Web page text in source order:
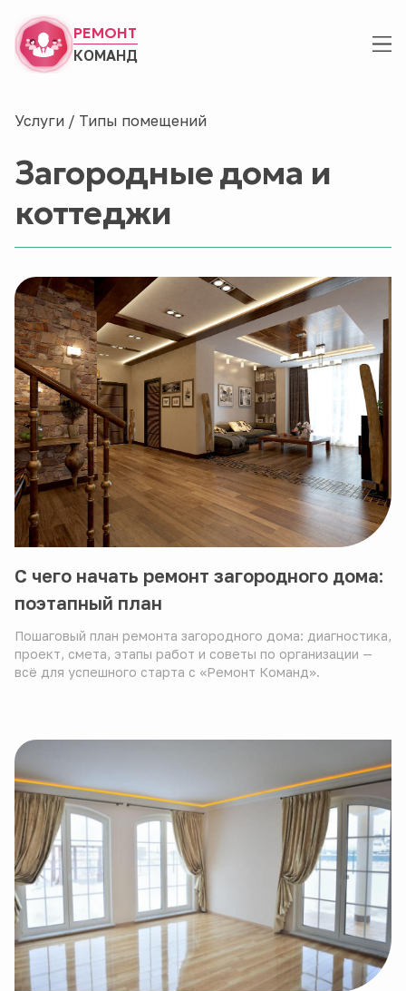
РЕМОНТ
КОМАНД
Услуги / Типы помещений
Загородные дома и
коттеджи
С чего начать ремонт загородного дома:
поэтапный план
Пошаговый план ремонта загородного дома: диагностика,
проект, смета, этапы работ и советы по организации —
всё для успешного старта с «Ремонт Команд».